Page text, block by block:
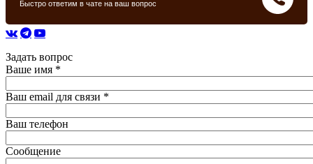
Задать вопрос
Ваше имя *
Ваш email для связи *
Ваш телефон
Сообщение